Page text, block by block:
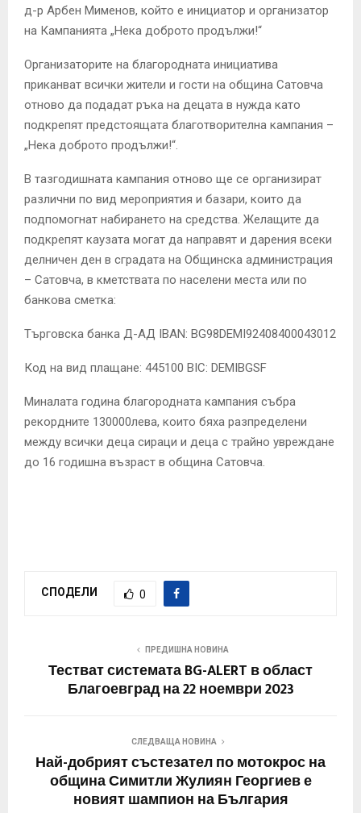
д-р Арбен Мименов, който е инициатор и организатор
на Кампанията „Нека доброто продължи!“
Организаторите на благородната инициатива
приканват всички жители и гости на община Сатовча
отново да подадат ръка на децата в нужда като
подкрепят предстоящата благотворителна кампания –
„Нека доброто продължи!“.
В тазгодишната кампания отново ще се организират
различни по вид мероприятия и базари, които да
подпомогнат набирането на средства. Желащите да
подкрепят каузата могат да направят и дарения всеки
делничен ден в сградата на Общинска администрация
– Сатовча, в кметствата по населени места или по
банкова сметка:
Търговска банка Д-АД IBAN: BG98DEMI92408400043012
Код на вид плащане: 445100 BIC: DEMIBGSF
Миналата година благородната кампания събра
рекордните 130000лева, които бяха разпределени
между всички деца сираци и деца с трайно увреждане
до 16 годишна възраст в община Сатовча.
СПОДЕЛИ 0
ПРЕДИШНА НОВИНА
Тестват системата BG-ALERT в област
Благоевград на 22 ноември 2023
СЛЕДВАЩА НОВИНА
Най-добрият състезател по мотокрос на
община Симитли Жулиян Георгиев е
новият шампион на България